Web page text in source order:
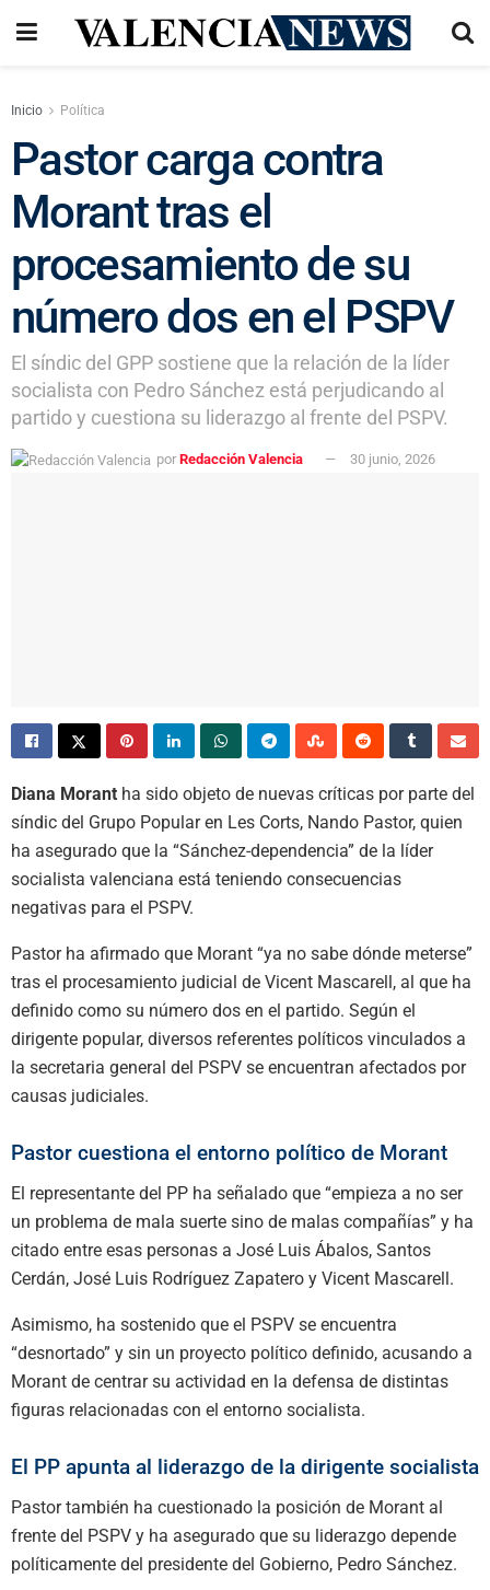
Inicio Política
Pastor carga contra
Morant tras el
procesamiento de su
número dos en el PSPV
El síndic del GPP sostiene que la relación de la líder
socialista con Pedro Sánchez está perjudicando al
partido y cuestiona su liderazgo al frente del PSPV.
por Redacción Valencia 30 junio, 2026
Diana Morant ha sido objeto de nuevas críticas por parte del
síndic del Grupo Popular en Les Corts, Nando Pastor, quien
ha asegurado que la “Sánchez-dependencia” de la líder
socialista valenciana está teniendo consecuencias
negativas para el PSPV.
Pastor ha afirmado que Morant “ya no sabe dónde meterse”
tras el procesamiento judicial de Vicent Mascarell, al que ha
definido como su número dos en el partido. Según el
dirigente popular, diversos referentes políticos vinculados a
la secretaria general del PSPV se encuentran afectados por
causas judiciales.
Pastor cuestiona el entorno político de Morant
El representante del PP ha señalado que “empieza a no ser
un problema de mala suerte sino de malas compañías” y ha
citado entre esas personas a José Luis Ábalos, Santos
Cerdán, José Luis Rodríguez Zapatero y Vicent Mascarell.
Asimismo, ha sostenido que el PSPV se encuentra
“desnortado” y sin un proyecto político definido, acusando a
Morant de centrar su actividad en la defensa de distintas
figuras relacionadas con el entorno socialista.
El PP apunta al liderazgo de la dirigente socialista
Pastor también ha cuestionado la posición de Morant al
frente del PSPV y ha asegurado que su liderazgo depende
políticamente del presidente del Gobierno, Pedro Sánchez.